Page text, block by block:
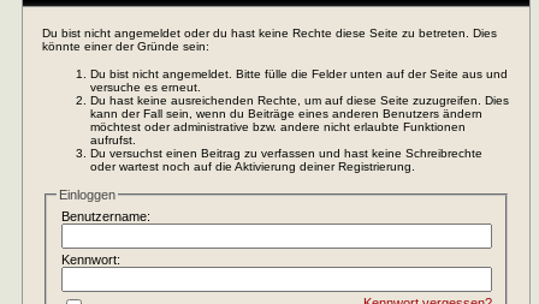
Du bist nicht angemeldet oder du hast keine Rechte diese Seite zu betreten. Dies
könnte einer der Gründe sein:
Du bist nicht angemeldet. Bitte fülle die Felder unten auf der Seite aus und
versuche es erneut.
Du hast keine ausreichenden Rechte, um auf diese Seite zuzugreifen. Dies
kann der Fall sein, wenn du Beiträge eines anderen Benutzers ändern
möchtest oder administrative bzw. andere nicht erlaubte Funktionen
aufrufst.
Du versuchst einen Beitrag zu verfassen und hast keine Schreibrechte
oder wartest noch auf die Aktivierung deiner Registrierung.
Einloggen
Benutzername:
Kennwort: